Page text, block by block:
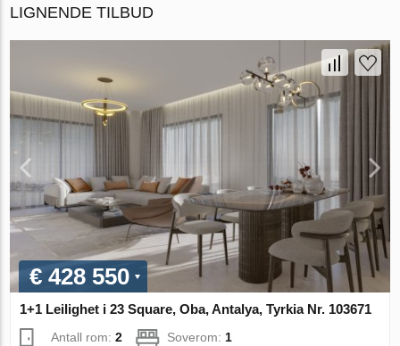
LIGNENDE TILBUD
€ 428 550
1+1 Leilighet i 23 Square, Oba, Antalya, Tyrkia Nr. 103671
Antall rom:2 Soverom:1